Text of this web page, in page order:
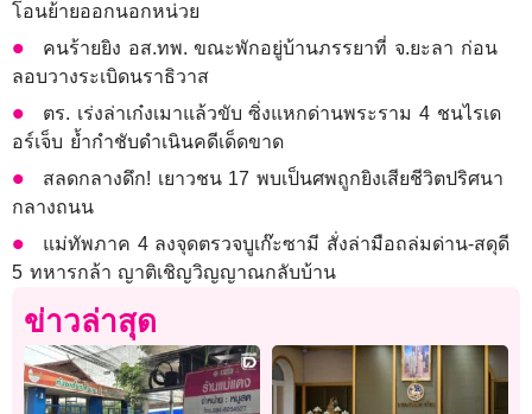
โอนย้ายออกนอกหน่วย
คนร้ายยิง อส.ทพ. ขณะพักอยู่บ้านภรรยาที่ จ.ยะลา ก่อน
ลอบวางระเบิดนราธิวาส
ตร. เร่งล่าเก๋งเมาแล้วขับ ซิ่งแหกด่านพระราม 4 ชนไรเด
อร์เจ็บ ย้ำกำชับดำเนินคดีเด็ดขาด
สลดกลางดึก! เยาวชน 17 พบเป็นศพถูกยิงเสียชีวิตปริศนา
กลางถนน
แม่ทัพภาค 4 ลงจุดตรวจบูเก๊ะซามี สั่งล่ามือถล่มด่าน-สดุดี
5 ทหารกล้า ญาติเชิญวิญญาณกลับบ้าน
ข่าวล่าสุด